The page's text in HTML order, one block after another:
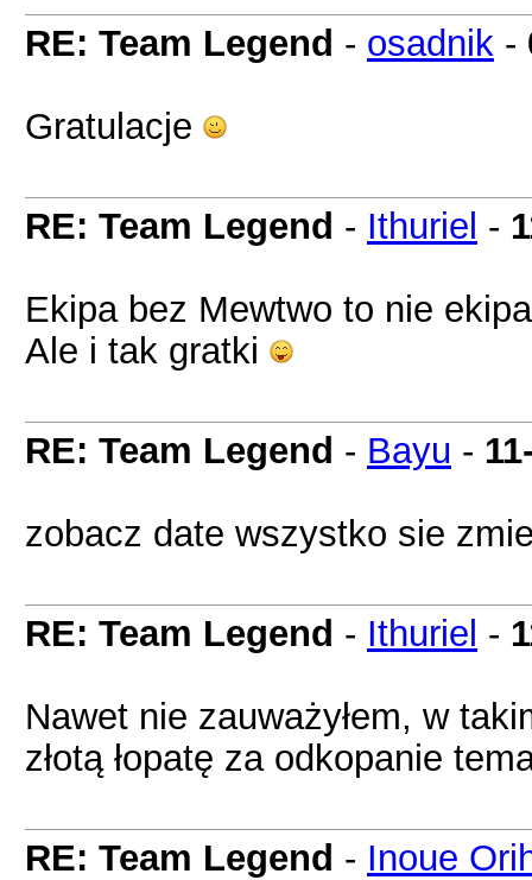
RE: Team Legend - osadnik -
Gratulacje
RE: Team Legend - Ithuriel -
Ekipa bez Mewtwo to nie
Ale i tak gratki
RE: Team Legend - Bayu -
zobacz date wszystko sie
RE: Team Legend - Ithuriel -
Nawet nie zauważyłem, w
złotą łopatę za odkopanie
RE: Team Legend - Inoue